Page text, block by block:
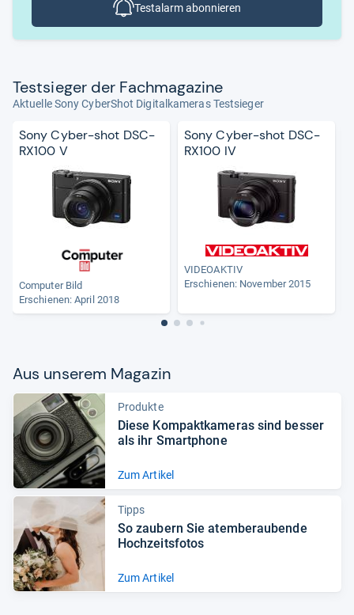
Testalarm abonnieren
Test­sie­ger der Fach­ma­ga­zine
Aktuelle Sony CyberShot Digitalkameras Testsieger
Sony Cyber-shot DSC-
RX100 V
Computer Bild
Erschienen: April 2018
Sony Cyber-shot DSC-
RX100 IV
VIDEOAKTIV
Erschienen: November 2015
Aus unse­rem Maga­zin
Produkte
Diese Kom­pakt­ka­me­ras sind bes­ser
als ihr Smart­phone
Zum Artikel
Tipps
So zau­bern Sie atem­be­rau­bende
Hoch­zeits­fo­tos
Zum Artikel